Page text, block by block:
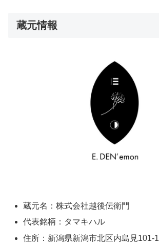
蔵元情報
蔵元名：株式会社越後伝衛門
代表銘柄：タマキハル
住所：新潟県新潟市北区内島見101-1